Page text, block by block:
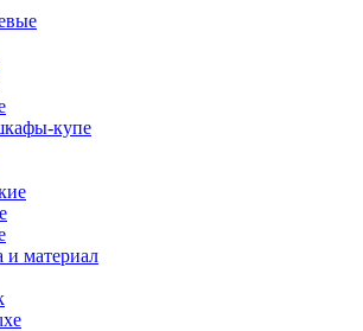
купе
и материал